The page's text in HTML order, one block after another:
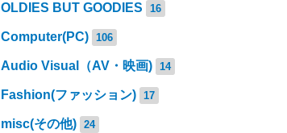
OLDIES BUT GOODIES 16
Computer(PC) 106
Audio Visual（AV・映画) 14
Fashion(ファッション) 17
misc(その他) 24